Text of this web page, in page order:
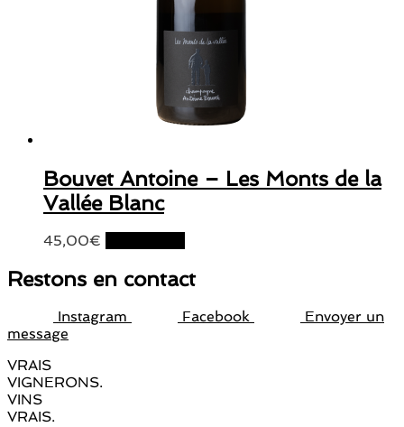
Bouvet Antoine – Les Monts de la
Vallée Blanc
45,00€
Restons en contact
Instagram Facebook
Envoyer un
message
VRAIS
VIGNERONS.
VINS
VRAIS.